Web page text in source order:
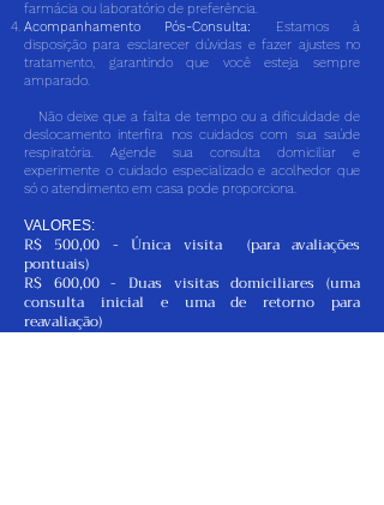
farmácia ou laboratório de preferência.
Acompanhamento Pós-Consulta:
Estamos à
disposição para esclarecer dúvidas e fazer ajustes no
tratamento, garantindo que você esteja sempre
amparado.
Não deixe que a falta de tempo ou a dificuldade de
deslocamento interfira nos cuidados com sua saúde
respiratória. Agende sua consulta domiciliar e
experimente o cuidado especializado e acolhedor que
só o atendimento em casa pode proporciona.
VALORES:
R$ 500,00 - Única visita (para avaliações
pontuais)
R$ 600,00 - Duas visitas domiciliares (uma
consulta inicial e uma de retorno para
reavaliação)